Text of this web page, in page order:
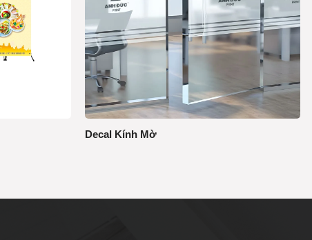
Decal Kính Mờ